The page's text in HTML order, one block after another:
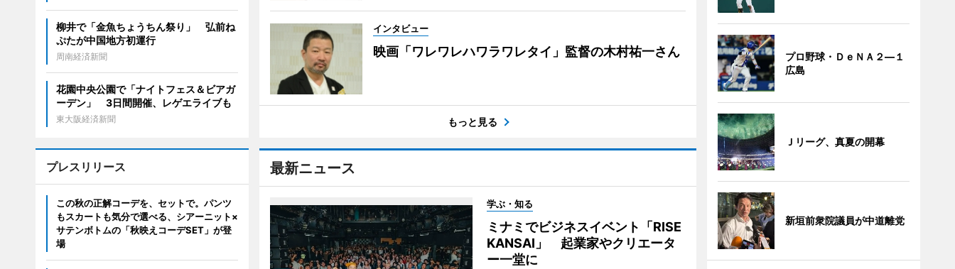
インタビュー
映画「ワレワレハワラワレタイ」監督の木村祐一さん
もっと見る
最新ニュース
学ぶ・知る
ミナミでビジネスイベント「RISE
KANSAI」 起業家やクリエータ
ー一堂に
柳井で「金魚ちょうちん祭り」 弘前ね
ぷたが中国地方初運行
周南経済新聞
花園中央公園で「ナイトフェス＆ビアガ
ーデン」 3日間開催、レゲエライブも
東大阪経済新聞
プレスリリース
この秋の正解コーデを、セットで。パンツ
もスカートも気分で選べる、シアーニット×
サテンボトムの「秋映えコーデSET」が登
場
プロ野球・ＤｅＮＡ２―１
広島
Ｊリーグ、真夏の開幕
新垣前衆院議員が中道離党